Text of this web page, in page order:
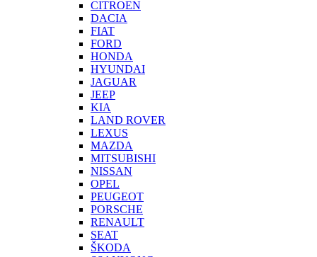
CITROEN
DACIA
FIAT
FORD
HONDA
HYUNDAI
JAGUAR
JEEP
KIA
LAND ROVER
LEXUS
MAZDA
MITSUBISHI
NISSAN
OPEL
PEUGEOT
PORSCHE
RENAULT
SEAT
ŠKODA